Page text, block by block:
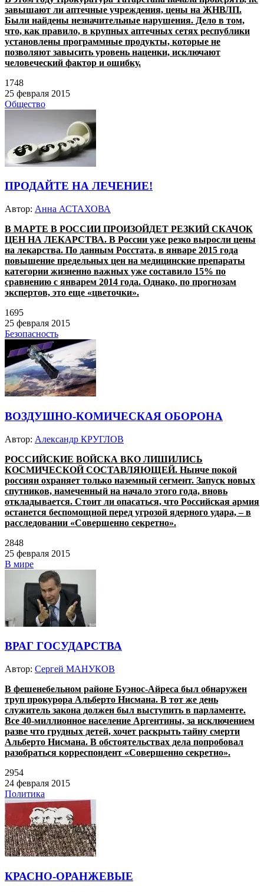
завышают ли аптечные учреждения, цены на ЖНВЛП.
Были найдены незначительные нарушения. Дело в том,
что, как правило, в крупных аптечных сетях республики
установлены программные продукты, которые не
позволяют завысить уровень наценки, исключают
человеческий фактор и ошибку.
1748
25 февраля 2015
Общество
ПРОДАЙТЕ НА ЛЕЧЕНИЕ!
Автор: Анна АСТАХОВА
В МАРТЕ В РОССИИ ПРОИЗОЙДЕТ РЕЗКИЙ СКАЧОК
ЦЕН НА ЛЕКАРСТВА. В России уже резко выросли цены
на лекарства. По данным Росстата, в январе 2015 года
повышение предельных цен на медицинские препараты
категории жизненно важных уже составило 15% по
сравнению с январем 2014 года. Однако, по прогнозам
экспертов, это еще «цветочки».
1695
25 февраля 2015
Безопасность
ВОЗДУШНО-КОМИЧЕСКАЯ ОБОРОНА
Автор: Александр КРУГЛОВ
РОССИЙСКИЕ ВОЙСКА ВКО ЛИШИЛИСЬ
КОСМИЧЕСКОЙ СОСТАВЛЯЮЩЕЙ. Нынче покой
россиян охраняет только наземный сегмент. Запуск новых
спутников, намеченный на начало этого года, вновь
откладывается. Стоит ли опасаться, что Российская армия
останется беспомощной перед угрозой ядерного удара, – в
расследовании «Совершенно секретно».
2848
25 февраля 2015
В мире
ВРАГ ГОСУДАРСТВА
Автор: Сергей МАНУКОВ
В фешенебельном районе Буэнос-Айреса был обнаружен
труп прокурора Альберто Нисмана. В тот же день
служитель закона должен был выступить в парламенте.
Все 40-миллионное население Аргентины, за исключением
разве что грудных детей, хочет раскрыть тайну смерти
Альберто Нисмана. В обстоятельствах дела попробовал
разобраться корреспондент «Совершенно секретно».
2954
24 февраля 2015
Политика
КРАСНО-ОРАНЖЕВЫЕ